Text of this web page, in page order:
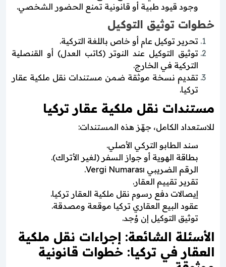
وجود قيود طبية أو قانونية تمنع الحضور الشخصي.
خطوات توثيق التوكيل
تحرير توكيل عام أو خاص باللغة التركية.
توثيق التوكيل عند النوتر (كاتب العدل) أو القنصلية
التركية في الخارج.
تقديم نسخة موثقة ضمن مستندات نقل ملكية عقار
تركيا.
مستندات نقل ملكية عقار تركيا
للاستعداد الكامل، جهّز هذه المستندات:
سند الطابو التركي الأصلي.
بطاقة الهوية أو جواز السفر (لغير الأتراك).
الرقم الضريبي Vergi Numarası.
تقرير تقييم العقار.
إيصالات دفع رسوم نقل ملكية العقار تركيا.
عقود البيع العقاري تركيا موقعة ومصدقة.
توثيق التوكيل إن وُجد.
الأسئلة الشائعة: إجراءات نقل ملكية
العقار في تركيا: خطوات قانونية